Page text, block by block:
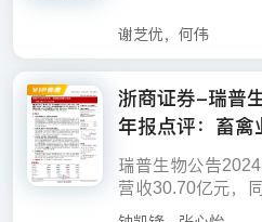
果，关注中国宠
政策与可行性更
宠股份。
牌销量有望实现
需关注全球各国
增长，国内运动品
增量。重点关注申
集团、伟星股份。
▌风险提示
生猪养殖行业疫病
气风险；产业政策
策变动风险；猪价
及原料市场行情
险；宠物市场扩
产能扩张不及预
如果觉得此报告
圈，支持作者写出
产品。
度协同“三瑞齐发”
服务”价值闭环，
长。
格局，存在价格
测分别下降40.5%
母净利润预测为
1.08/1.31元，当前
如果觉得此报告
圈，支持作者写出
主流产品聚焦六
管理、维生素补
康场景的精细化产
缓、泌尿系统维护
认为，考虑到宠
提高，叠加精细
含冻干卵磷脂、
小橙帽保健品系
脂、猫咪冻干猫
口气问题的清口香
方乳化鱼油，包含
乳铁蛋白，具有护
4）嘉必优：据公
A、DHA已经添加
四千亿宠物经济
物行业处于快速增
并成为宠物经济持
感经济升温，独居
下，或催化更细
观念驱动下,产品
费价格存在回归趋
宠物食品增长新引
量。国内宠食市场
物食品市场规模达
7-24年CAGR为
自有品牌抢占市
宠物医疗扩容关
速。宠物医疗为
谢芝优，何伟
浙商证券-瑞普
年报点评：畜禽
板块增长亮眼-
瑞普生物公告
营收30.70亿元，
3.01亿元，同比-